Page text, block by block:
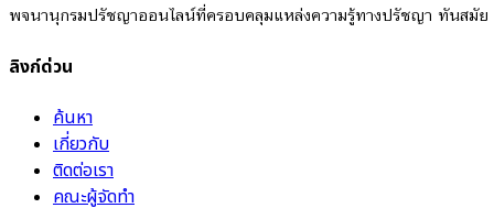
พจนานุกรมปรัชญาออนไลน์ที่ครอบคลุมแหล่งความรู้ทางปรัชญา ทันสมัย
ลิงก์ด่วน
ค้นหา
เกี่ยวกับ
ติดต่อเรา
คณะผู้จัดทำ